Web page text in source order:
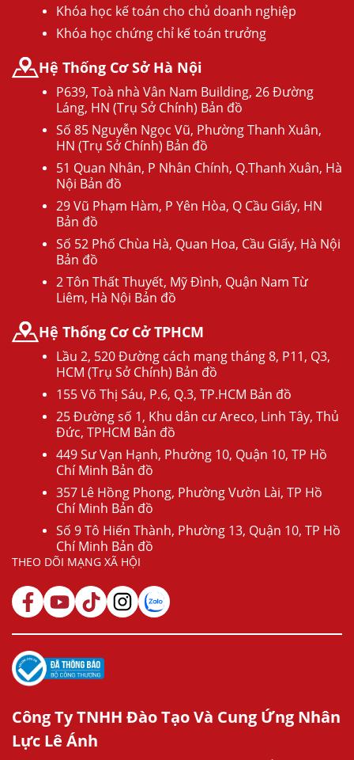
Khóa học kế toán cho chủ doanh nghiệp
Khóa học chứng chỉ kế toán trưởng
Hệ Thống Cơ Sở Hà Nội
P639, Toà nhà Vân Nam Building, 26 Đường
Láng, HN (Trụ Sở Chính) Bản đồ
Số 85 Nguyễn Ngọc Vũ, Phường Thanh Xuân,
HN (Trụ Sở Chính) Bản đồ
51 Quan Nhân, P Nhân Chính, Q.Thanh Xuân, Hà
Nội Bản đồ
29 Vũ Phạm Hàm, P Yên Hòa, Q Cầu Giấy, HN
Bản đồ
Số 52 Phố Chùa Hà, Quan Hoa, Cầu Giấy, Hà Nội
Bản đồ
2 Tôn Thất Thuyết, Mỹ Đình, Quận Nam Từ
Liêm, Hà Nội Bản đồ
Hệ Thống Cơ Cở TPHCM
Lầu 2, 520 Đường cách mạng tháng 8, P11, Q3,
HCM (Trụ Sở Chính) Bản đồ
155 Võ Thị Sáu, P.6, Q.3, TP.HCM Bản đồ
25 Đường số 1, Khu dân cư Areco, Linh Tây, Thủ
Đức, TPHCM Bản đồ
449 Sư Vạn Hạnh, Phường 10, Quận 10, TP Hồ
Chí Minh Bản đồ
357 Lê Hồng Phong, Phường Vườn Lài, TP Hồ
Chí Minh Bản đồ
Số 9 Tô Hiến Thành, Phường 13, Quận 10, TP Hồ
Chí Minh Bản đồ
THEO DÕI MẠNG XÃ HỘI
Công Ty TNHH Đào Tạo Và Cung Ứng Nhân
Lực Lê Ánh